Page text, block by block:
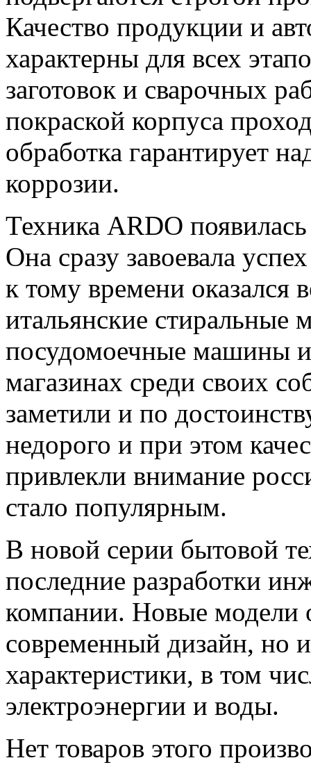
Качество продукции и
характерны для всех
заготовок и сварочных
покраской корпуса
обработка гарантирует
коррозии.
Техника ARDO
Она сразу завоевала
к тому времени
итальянские
посудомоечные машины
магазинах среди своих
заметили и по
недорого и при этом
привлекли внимание
стало популярным.
В новой серии бытовой
последние разработки
компании. Новые модели
современный дизайн, но
характеристики, в том
электроэнергии и воды.
Нет товаров этого